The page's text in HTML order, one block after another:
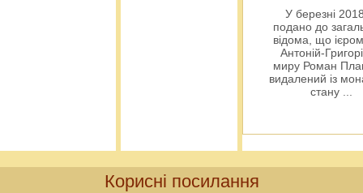
У березні
подано до
відома, що
Антоній-
миру Роман
видалений із
стану ...
Корисні посилання